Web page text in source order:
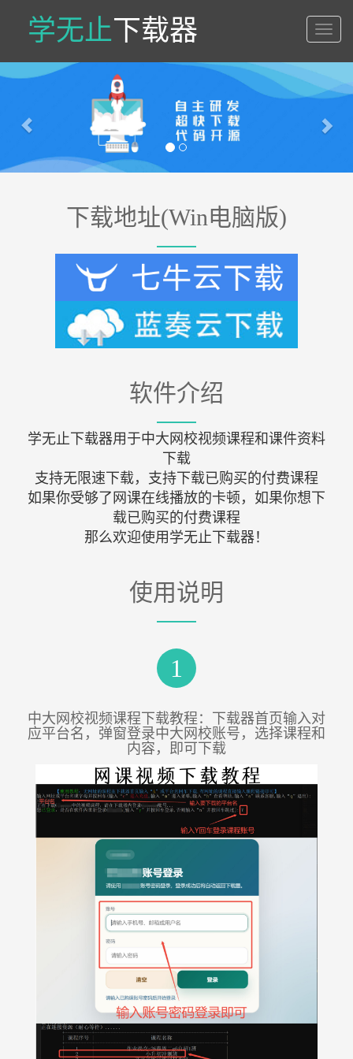
学无止下载器
学
无
止
载
Previous
下载地址(Win电脑版)
软件介绍
学无止下载器用于中大网校视频课程和课件资料
下载
支持无限速下载，支持下载已购买的付费课程
如果你受够了网课在线播放的卡顿，如果你想下
载已购买的付费课程
那么欢迎使用学无止下载器！
使用说明
1
中大网校视频课程下载教程：下载器首页输入对
应平台名，弹窗登录中大网校账号，选择课程和
内容，即可下载